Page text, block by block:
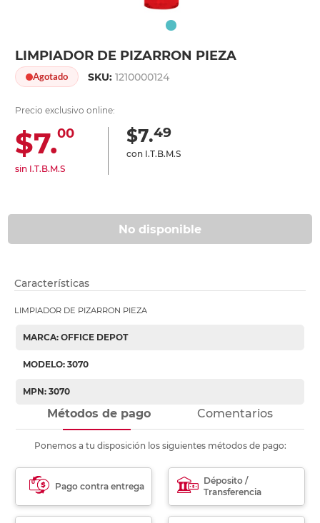
LIMPIADOR DE PIZARRON PIEZA
Agotado SKU:1210000124
Precio exclusivo online:
$7.00
sin I.T.B.M.S
$7.49
con I.T.B.M.S
No disponible
Características
LIMPIADOR DE PIZARRON PIEZA
MARCA: OFFICE DEPOT
MODELO: 3070
MPN: 3070
Métodos de pago Comentarios
Ponemos a tu disposición los siguientes métodos de pago:
Pago contra entrega
Déposito /
Transferencia